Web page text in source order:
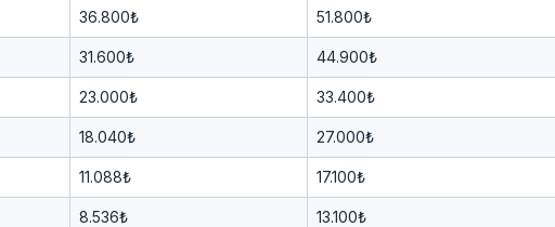
36.800₺ 51.800₺
31.600₺ 44.900₺
23.000₺ 33.400₺
18.040₺ 27.000₺
11.088₺ 17.100₺
8.536₺ 13.100₺